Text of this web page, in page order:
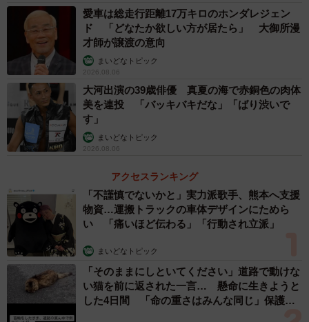
愛車は総走行距離17万キロのホンダレジェン
ド 「どなたか欲しい方が居たら」 大御所漫
才師が譲渡の意向
まいどなトピック
2026.08.06
大河出演の39歳俳優 真夏の海で赤銅色の肉体
美を連投 「バッキバキだな」「ばり渋いで
す」
まいどなトピック
2026.08.06
アクセスランキング
「不謹慎でないかと」実力派歌手、熊本へ支援
物資…運搬トラックの車体デザインにためら
い 「痛いほど伝わる」「行動され立派」
まいどなトピック
「そのままにしといてください」道路で動けな
い猫を前に返された一言… 懸命に生きようと
した4日間 「命の重さはみんな同じ」保護団